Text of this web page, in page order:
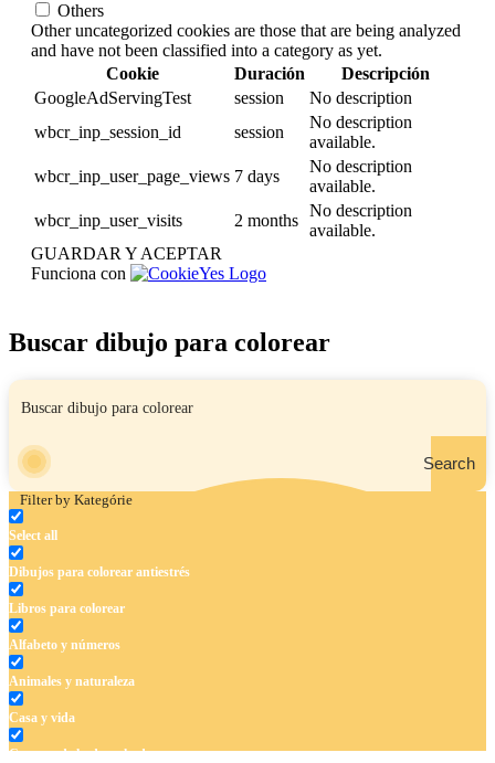
Others
Other uncategorized cookies are those that are being analyzed
and have not been classified into a category as yet.
Cookie
Duración
Descripción
GoogleAdServingTest
session
No description
wbcr_inp_session_id
session
No description
available.
wbcr_inp_user_page_views 7 days
No description
available.
wbcr_inp_user_visits
2 months
No description
available.
GUARDAR Y ACEPTAR
Funciona con
Buscar dibujo para colorear
Search
Filter by Kategórie
Select all
Dibujos para colorear antiestrés
Libros para colorear
Alfabeto y números
Animales y naturaleza
Casa y vida
Cuentos de hadas y hadas